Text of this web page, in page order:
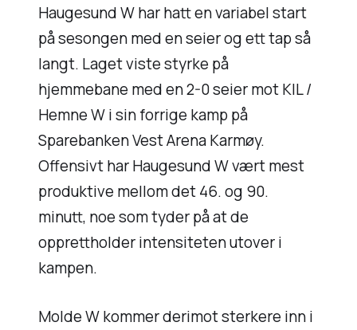
Haugesund W har hatt en variabel start
på sesongen med en seier og ett tap så
langt. Laget viste styrke på
hjemmebane med en 2-0 seier mot KIL /
Hemne W i sin forrige kamp på
Sparebanken Vest Arena Karmøy.
Offensivt har Haugesund W vært mest
produktive mellom det 46. og 90.
minutt, noe som tyder på at de
opprettholder intensiteten utover i
kampen.
Molde W kommer derimot sterkere inn i